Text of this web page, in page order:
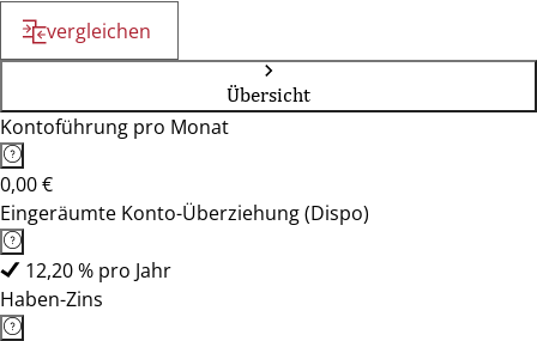
vergleichen
Übersicht
Kontoführung pro Monat
0,00 €
Eingeräumte Konto-Überziehung (Dispo)
12,20 % pro Jahr
Haben-Zins